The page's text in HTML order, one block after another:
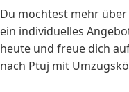
Du möchtest mehr
ein individuelles
heute und freue dich
nach Ptuj mit